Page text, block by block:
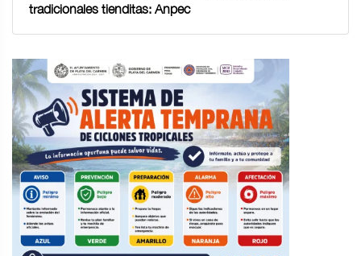
tradicionales tienditas: Anpec